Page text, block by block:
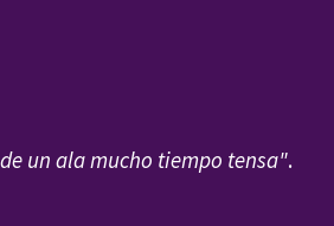
un ala mucho tiempo tensa".